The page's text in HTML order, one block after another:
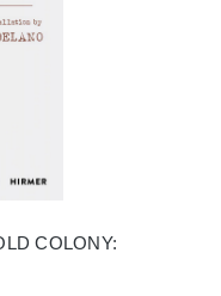
COLONY: